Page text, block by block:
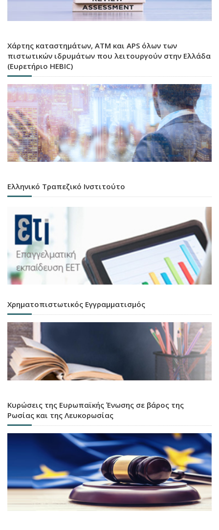
Χάρτης καταστημάτων, ATM και APS όλων των
πιστωτικών ιδρυμάτων που λειτουργούν στην Ελλάδα
(Ευρετήριο HEBIC)
Ελληνικό Τραπεζικό Ινστιτούτο
Χρηματοπιστωτικός Εγγραμματισμός
Κυρώσεις της Ευρωπαϊκής Ένωσης σε βάρος της
Ρωσίας και της Λευκορωσίας